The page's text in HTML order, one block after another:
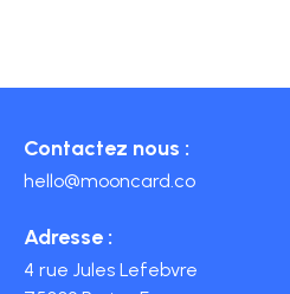
Contactez nous :
hello@mooncard.co
Adresse :
4 rue Jules Lefebvre